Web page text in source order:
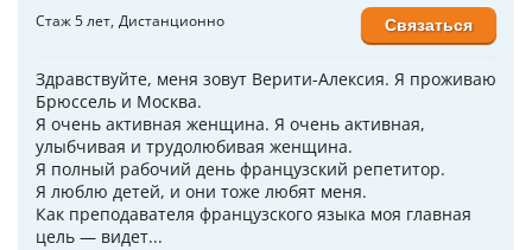
Стаж 5 лет Дистанционно
Здравствуйте, меня зовут Верити-Алексия. Я проживаю
Брюссель и Москва.
Я очень активная женщина. Я очень активная,
улыбчивая и трудолюбивая женщина.
Я полный рабочий день французский репетитор.
Я люблю детей, и они тоже любят меня.
Как преподавателя французского языка моя главная
цель — видет...
Связаться